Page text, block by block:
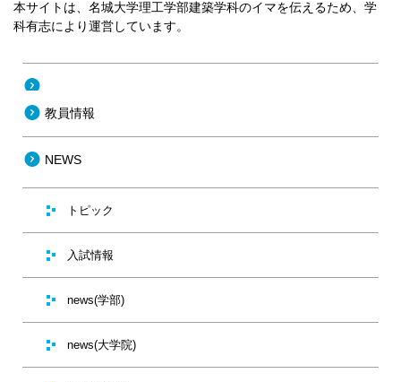
本サイトは、名城大学理工学部建築学科のイマを伝えるため、学
科有志により運営しています。
教員情報
NEWS
トピック
入試情報
news(学部)
news(大学院)